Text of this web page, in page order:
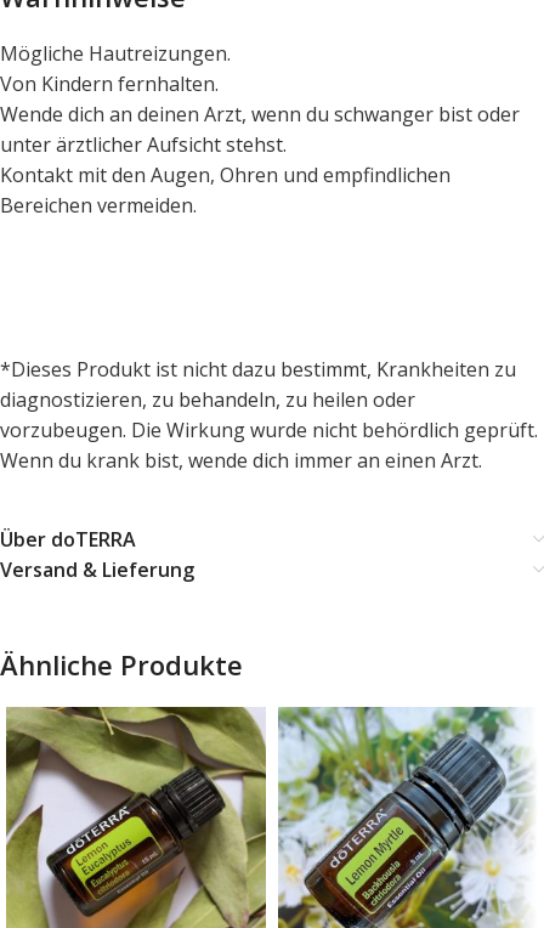
Mögliche Hautreizungen.
Von Kindern fernhalten.
Wende dich an deinen Arzt, wenn du schwanger bist oder
unter ärztlicher Aufsicht stehst.
Kontakt mit den Augen, Ohren und empfindlichen
Bereichen vermeiden.
*Dieses Produkt ist nicht dazu bestimmt, Krankheiten zu
diagnostizieren, zu behandeln, zu heilen oder
vorzubeugen. Die Wirkung wurde nicht behördlich geprüft.
Wenn du krank bist, wende dich immer an einen Arzt.
Über doTERRA
Versand & Lieferung
Ähnliche Produkte